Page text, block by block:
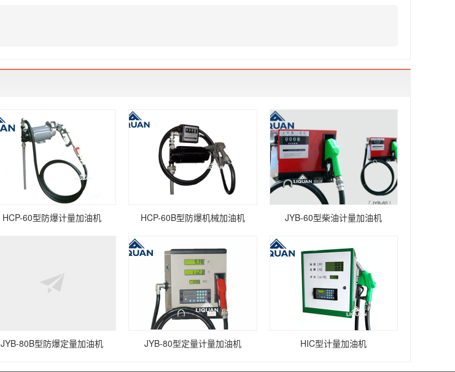
HCP-60型防爆计量加油机 HCP-60B型防爆机械加油机 JYB-60型柴油计量加油机
JYB-80B型防爆定量加油机 JYB-80型定量计量加油机 HIC型计量加油机